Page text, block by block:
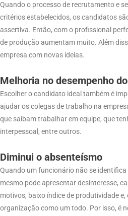
Quando o processo de recrutamento e
critérios estabelecidos, os candidatos
assertiva. Então, com o profissional
de produção aumentam muito. Além
empresa com novas ideias.
Melhoria no desempenho
Escolher o candidato ideal também é
ajudar os colegas de trabalho na
que saibam trabalhar em equipe, que
interpessoal, entre outros.
Diminui o absenteísmo
Quando um funcionário não se
mesmo pode apresentar desinteresse,
motivos, baixo índice de produtividade
organização como um todo. Por isso, é